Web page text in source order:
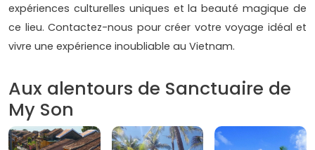
expériences culturelles uniques et la beauté magique de
ce lieu. Contactez-nous pour créer votre voyage idéal et
vivre une expérience inoubliable au Vietnam.
Aux alentours de Sanctuaire de
My Son